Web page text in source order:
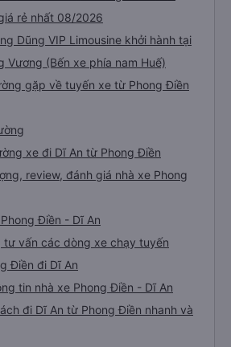
rẻ nhất 08/2026
Dũng VIP Limousine khởi hành tại
Vương (Bến xe phía nam Huế)
gặp về tuyến xe từ Phong Điền
xe đi Dĩ An từ Phong Điền
review, đánh giá nhà xe Phong
Điền - Dĩ An
tư vấn các dòng xe chạy tuyến
Điền đi Dĩ An
tin nhà xe Phong Điền - Dĩ An
đi Dĩ An từ Phong Điền nhanh và